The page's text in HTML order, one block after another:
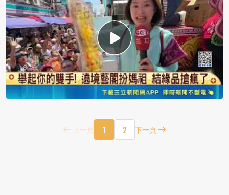
上一頁 1 2 下一頁